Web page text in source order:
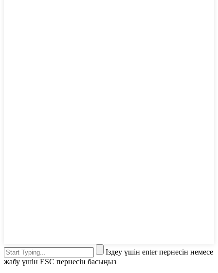
Іздеу үшін enter пернесін немесе
жабу үшін ESC пернесін басыңыз